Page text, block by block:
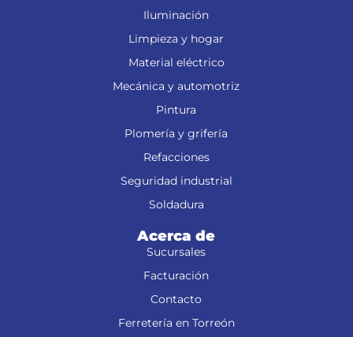
Iluminación
Limpieza y hogar
Material eléctrico
Mecánica y automotriz
Pintura
Plomería y grifería
Refacciones
Seguridad industrial
Soldadura
Acerca de
Sucursales
Facturación
Contacto
Ferretería en Torreón